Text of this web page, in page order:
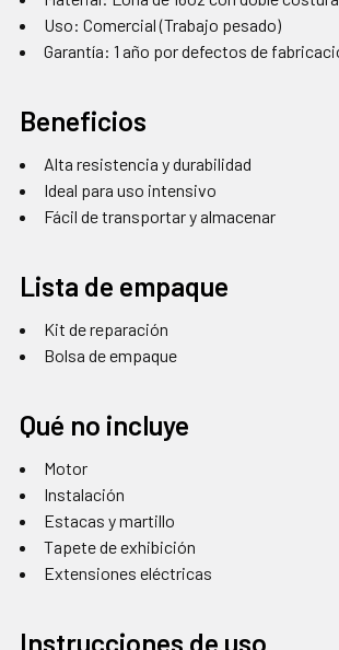
Uso: Comercial (Trabajo pesado)
Garantía: 1 año por defectos de
Beneficios
Alta resistencia y durabilidad
Ideal para uso intensivo
Fácil de transportar y almacenar
Lista de empaque
Kit de reparación
Bolsa de empaque
Qué no incluye
Motor
Instalación
Estacas y martillo
Tapete de exhibición
Extensiones eléctricas
Instrucciones de uso